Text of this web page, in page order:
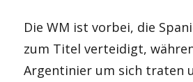
Die WM ist vorbei, die
zum Titel verteidigt,
Argentinier um sich traten